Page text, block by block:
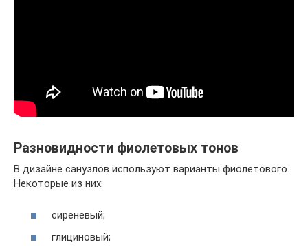
Разновидности фиолетовых тонов
В дизайне санузлов используют варианты фиолетового.
Некоторые из них:
сиреневый;
глициновый;